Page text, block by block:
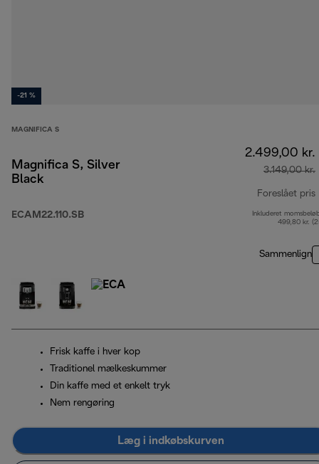
-21 %
MAGNIFICA S
Magnifica S, Silver
Black
ECAM22.110.SB
2.499,00 kr.
3.149,00 kr.
Foreslået pris
Inkluderet
499,80 kr.
Sammenlign
Frisk kaffe i hver kop
Traditionel mælkeskummer
Din kaffe med et enkelt tryk
Nem rengøring
Læg i indkøbskurven